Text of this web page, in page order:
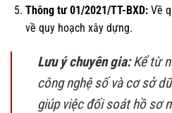
Thông tư 01/2021/TT-BXD:Về
về quy hoạch xây dựng.
Lưu ý chuyên gia:Kể từ
công nghệ số và cơ sở
giúp việc đối soát hồ sơ